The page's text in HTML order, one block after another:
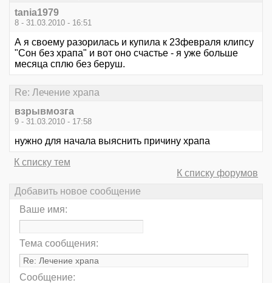
tania1979
8 - 31.03.2010 - 16:51
А я своему разорилась и купила к 23февраля клипсу
"Сон без храпа" и вот оно счастье - я уже больше
месяца сплю без беруш.
Re: Лечение храпа
взрывмозга
9 - 31.03.2010 - 17:58
нужно для начала выяснить причину храпа
К списку тем
К списку форумов
Добавить новое сообщение
Ваше имя:
Тема сообщения:
Сообщение: